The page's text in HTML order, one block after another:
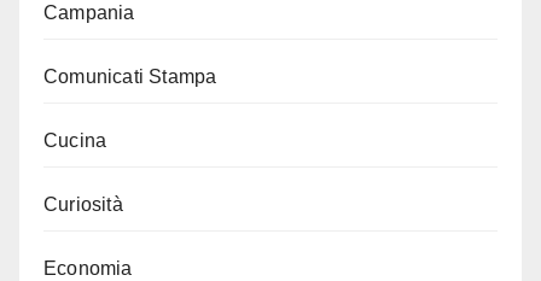
Campania
Comunicati Stampa
Cucina
Curiosità
Economia